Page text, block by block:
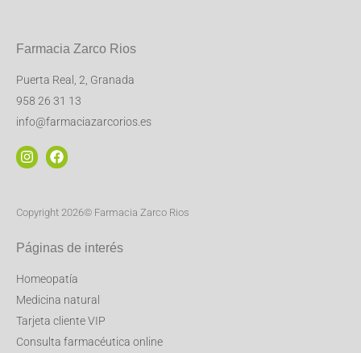
Farmacia Zarco Rios
Puerta Real, 2, Granada
958 26 31 13
info@farmaciazarcorios.es
Copyright 2026© Farmacia Zarco Rios
Páginas de interés
Homeopatía
Medicina natural
Tarjeta cliente VIP
Consulta farmacéutica online